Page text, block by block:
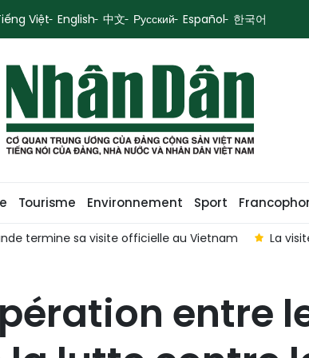
Việt English 中文 Русский Español 한국어
Tourisme Environnement Sport
du SG du PCV et président To Lam en Australie
entre